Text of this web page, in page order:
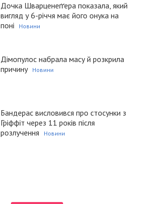
Дочка Шварценеґґера показала, який
вигляд у 6-річчя має його онука на
поні
Новини
Дімопулос набрала масу й розкрила
причину
Новини
Бандерас висловився про стосунки з
Гріффіт через 11 років після
розлучення
Новини